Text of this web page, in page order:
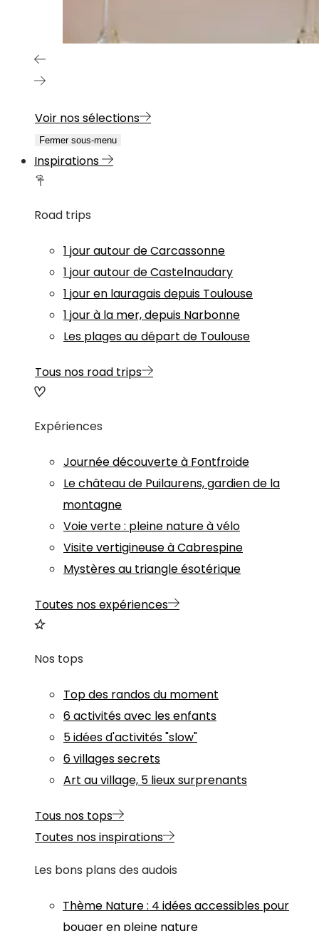
Voir nos sélections
Fermer sous-menu
Inspirations
Road trips
1 jour autour de Carcassonne
1 jour autour de Castelnaudary
1 jour en lauragais depuis Toulouse
1 jour à la mer, depuis Narbonne
Les plages au départ de Toulouse
Tous nos road trips
Expériences
Journée découverte à Fontfroide
Le château de Puilaurens, gardien de la
montagne
Voie verte : pleine nature à vélo
Visite vertigineuse à Cabrespine
Mystères au triangle ésotérique
Toutes nos expériences
Nos tops
Top des randos du moment
6 activités avec les enfants
5 idées d'activités "slow"
6 villages secrets
Art au village, 5 lieux surprenants
Tous nos tops
Toutes nos inspirations
Les bons plans des audois
Thème Nature: 4 idées accessibles pour
bouger en pleine nature